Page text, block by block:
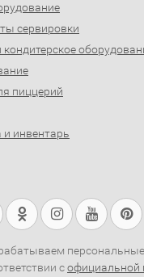
сервировки
пиццерий
и инвентарь
софициальной